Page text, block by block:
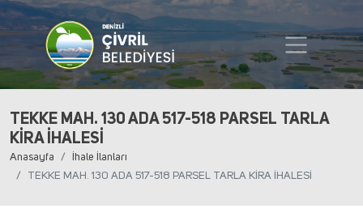
TEKKE MAH. 130 ADA 517-518 PARSEL TARLA
KİRA İHALESİ
Anasayfa
İhale İlanları
TEKKE MAH. 130 ADA 517-518 PARSEL TARLA KİRA İHALESİ